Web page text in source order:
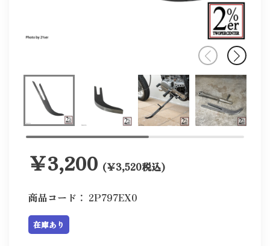
￥3,200 (￥3,520税込)
商品コード： 2P797EX0
在庫あり